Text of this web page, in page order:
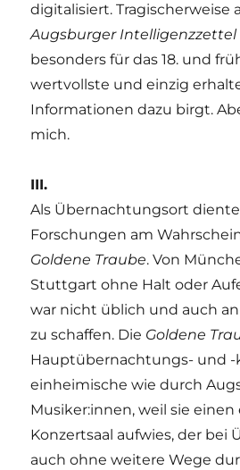
digitalisiert. Tragischerweise
Augsburger Intelligenzzettel
besonders für das 18. und
wertvollste und einzig
Informationen dazu birgt.
mich.
III.
Als Übernachtungsort
Forschungen am
Goldene Traube. Von
Stuttgart ohne Halt oder
war nicht üblich und auch
zu schaffen. Die Goldene
Hauptübernachtungs- und
einheimische wie durch
Musiker:innen, weil sie
Konzertsaal aufwies, der bei
auch ohne weitere Wege